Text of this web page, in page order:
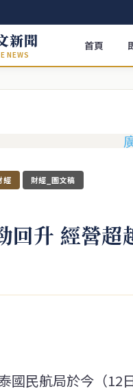
新聞
NEWS
首頁
經 財經_圖文稿
回升 經營超
國民航局於今（